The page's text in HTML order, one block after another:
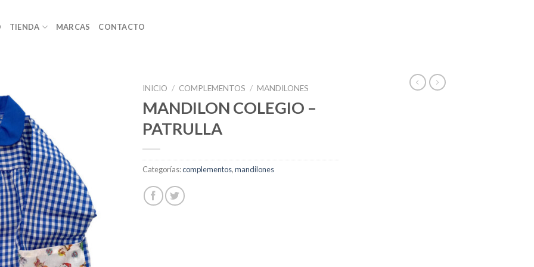
TIENDA MARCAS CONTACTO
INICIO / COMPLEMENTOS / MANDILONES
MANDILON COLEGIO –
PATRULLA
Categorías:complementos,mandilones